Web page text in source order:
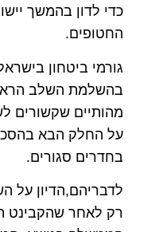
כדי לדון בהמשך
החטופים.
גורמי ביטחון
בהשלמת השלב
מהותיים שקשורים
על החלק הבא
בחדרים סגורים.
לדבריהם,הדיון על
רק לאחר שהקבינט